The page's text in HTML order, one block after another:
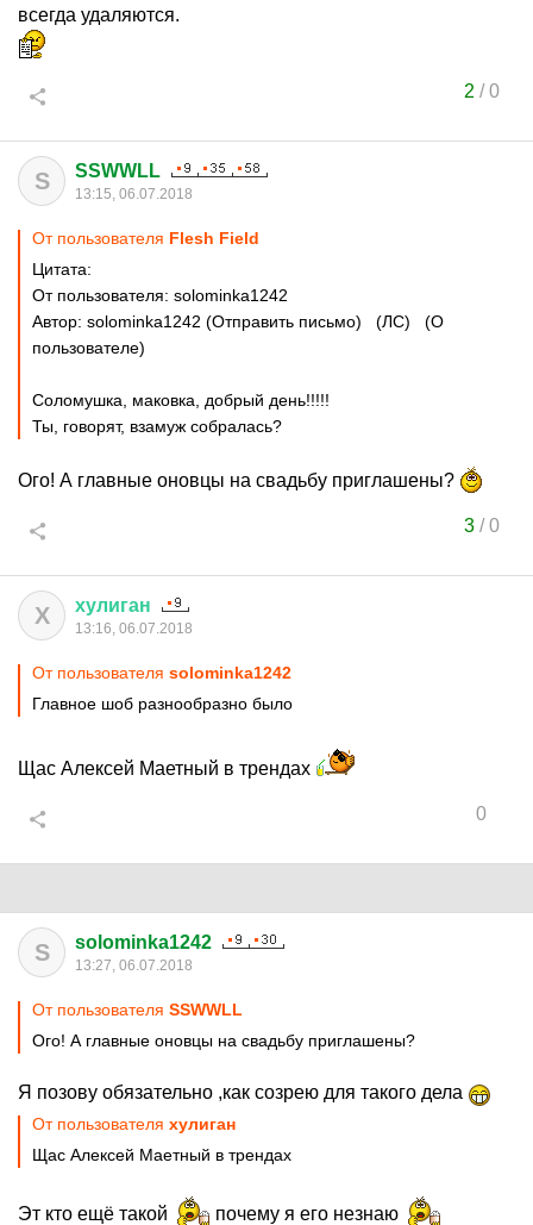
всегда удаляются.
2 /0
S SSWWLL
13:15, 06.07.2018
От пользователя Flesh Field
Цитата:
От пользователя: solominka1242
Автор: solominka1242 (Отправить письмо) (ЛС) (О
пользователе)
Соломушка, маковка, добрый день!!!!!
Ты, говорят, взамуж собралась?
Ого! А главные оновцы на свадьбу приглашены?
3/0
Х хулиган
13:16, 06.07.2018
От пользователя solominka1242
Главное шоб разнообразно было
Щас Алексей Маетный в трендах
0
S solominka1242
13:27, 06.07.2018
От пользователя SSWWLL
Ого! А главные оновцы на свадьбу приглашены?
Я позову обязательно ,как созрею для такого дела
От пользователя хулиган
Щас Алексей Маетный в трендах
Эт кто ещё такой почему я его незнаю